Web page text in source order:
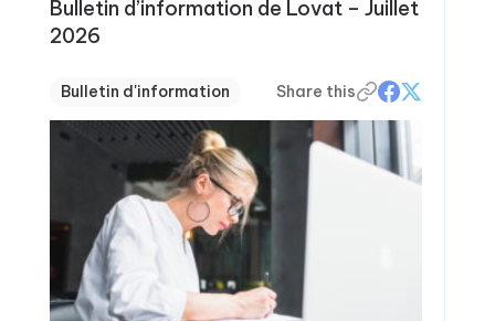
Bulletin d’information de Lovat – Juillet
2026
Bulletin d'information Share this